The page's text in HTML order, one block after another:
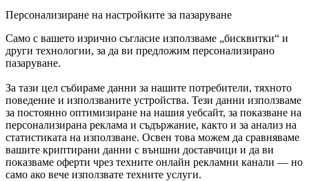
Персонализиране на настройките за пазаруване
Само с вашето изрично съгласие използваме „бисквитки“ и
други технологии, за да ви предложим персонализирано
пазаруване.
За тази цел събираме данни за нашите потребители, тяхното
поведение и използваните устройства. Тези данни използваме
за постоянно оптимизиране на нашия уебсайт, за показване на
персонализирана реклама и съдържание, както и за анализ на
статистиката на използване. Освен това можем да сравняваме
вашите криптирани данни с външни доставчици и да ви
показваме оферти чрез техните онлайн рекламни канали — но
само ако вече използвате техните услуги.